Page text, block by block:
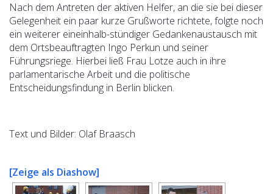
Nach dem Antreten der aktiven Helfer, an die sie bei dieser
Gelegenheit ein paar kurze Grußworte richtete, folgte noch
ein weiterer eineinhalb-stündiger Gedankenaustausch mit
dem Ortsbeauftragten Ingo Perkun und seiner
Führungsriege. Hierbei ließ Frau Lotze auch in ihre
parlamentarische Arbeit und die politische
Entscheidungsfindung in Berlin blicken.
Text und Bilder: Olaf Braasch
[Zeige als Diashow]